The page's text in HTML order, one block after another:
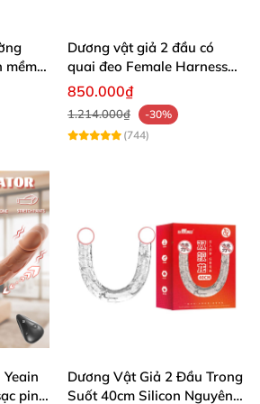
rung đa năng Baile Prettylove
hút
phẩm tại shop bao cao su Hải
mềm
Dương vật giả 2 đầu có
quai đeo Female Harness
Ultra
850.000₫
1.214.000₫
-30%
(744)
pin
Dương Vật Giả 2 Đầu Trong
Suốt 40cm Silicon Nguyên